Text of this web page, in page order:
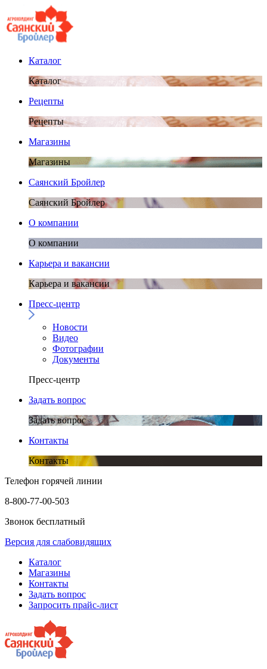
Каталог
Каталог
Рецепты
Рецепты
Магазины
Магазины
Саянский Бройлер
Саянский Бройлер
О компании
О компании
Карьера и вакансии
Карьера и вакансии
Пресс-центр
Новости
Видео
Фотографии
Документы
Пресс-центр
Задать вопрос
Задать вопрос
Контакты
Контакты
Телефон горячей линии
8-800-77-00-503
Звонок бесплатный
Версия для слабовидящих
Каталог
Магазины
Контакты
Задать вопрос
Запросить прайс-лист